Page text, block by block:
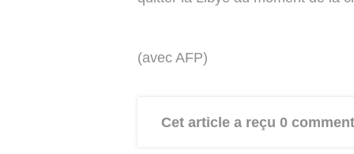
(avec AFP)
Cet article a reçu 0